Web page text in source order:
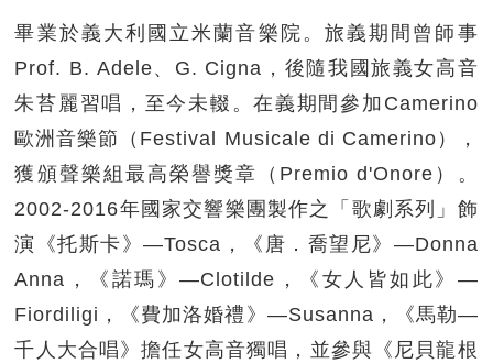
畢業於義大利國立米蘭音樂院。旅義期間曾師事
Prof. B. Adele、G. Cigna，後隨我國旅義女高音
朱苔麗習唱，至今未輟。在義期間參加Camerino
歐洲音樂節（Festival Musicale di Camerino），
獲頒聲樂組最高榮譽獎章（Premio d'Onore）。
2002-2016年國家交響樂團製作之「歌劇系列」飾
演《托斯卡》—Tosca，《唐．喬望尼》—Donna
Anna，《諾瑪》—Clotilde，《女人皆如此》—
Fiordiligi，《費加洛婚禮》—Susanna，《馬勒—
千人大合唱》擔任女高音獨唱，並參與《尼貝龍根